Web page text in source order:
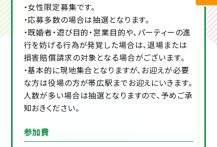
・女性限定募集です。
・応募多数の場合は抽選となります。
・既婚者・遊び目的・営業目的や、パーティーの進
行を妨げる行為が発覚した場合は、退場または
損害賠償請求の対象となる場合がございます。
・基本的に現地集合となりますが、お迎えが必要
な方は役場の方が帯広駅までお迎えにいきます。
人数が多い場合は抽選となりますので、予めご承
知おきください。
参加費